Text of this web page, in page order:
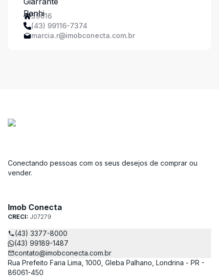
39616
(43) 99116-7374
marcia.r@imobconecta.com.br
Conectando pessoas com os seus desejos de comprar ou
vender.
Imob Conecta
CRECI: J07279
(43) 3377-8000
(43) 99189-1487
contato@imobconecta.com.br
Rua Prefeito Faria Lima, 1000, Gleba Palhano, Londrina - PR -
86061-450